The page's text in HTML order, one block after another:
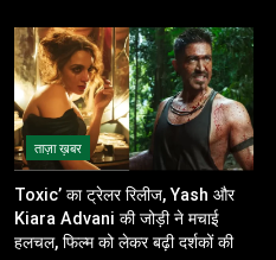
ताज़ा ख़बर
Toxic’ का ट्रेलर रिलीज, Yash और
Kiara Advani की जोड़ी ने मचाई
हलचल, फिल्म को लेकर बढ़ी दर्शकों की